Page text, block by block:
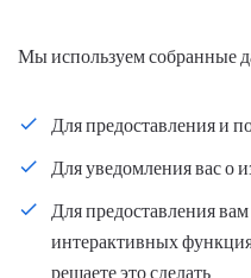
Мы используем собранные
Для предоставления и
Для уведомления вас о
Для предоставления
интерактивных
решаете это сделать